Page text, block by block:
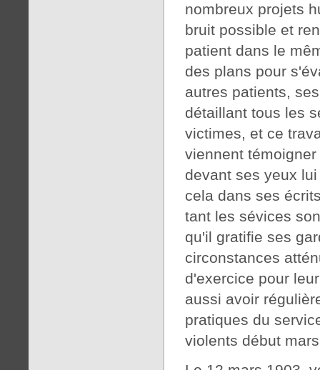
nombreux projets
bruit possible et
patient dans le
des plans pour
autres patients,
détaillant tous les
victimes, et ce
viennent
devant ses yeux
cela dans ses
tant les sévices
qu'il gratifie ses
circonstances
d'exercice pour
aussi avoir
pratiques du
violents début